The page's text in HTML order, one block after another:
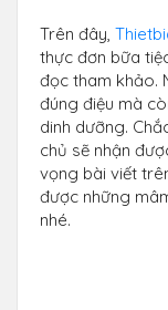
Trên đây,
thực đơn bữa
đọc tham khảo.
đúng điệu mà
dinh dưỡng.
chủ sẽ nhận
vọng bài viết
được những
nhé.